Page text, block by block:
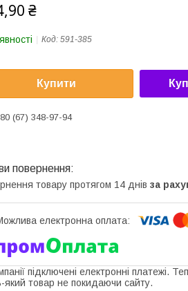
₴
Код: 591-385
Купити
(67) 348-97-94
товару протягом 14 днів за
підключені електронні платежі.
який товар не покидаючи сайту.